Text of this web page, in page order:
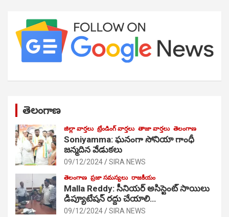
తెలంగాణ
జిల్లా వార్తలు ట్రేండింగ్ వార్తలు తాజా వార్తలు తెలంగాణ
Soniyamma: ఘ‌నంగా సోనియా గాంధీ
జ‌న్మ‌దిన వేడుక‌లు
09/12/2024 SIRA NEWS
తెలంగాణ ప్రజా సమస్యలు రాజకీయం
Malla Reddy: సీనియర్ అసిస్టెంట్ సాయిలు
డిప్యూటేషన్ రద్దు చేయాలి…
09/12/2024 SIRA NEWS